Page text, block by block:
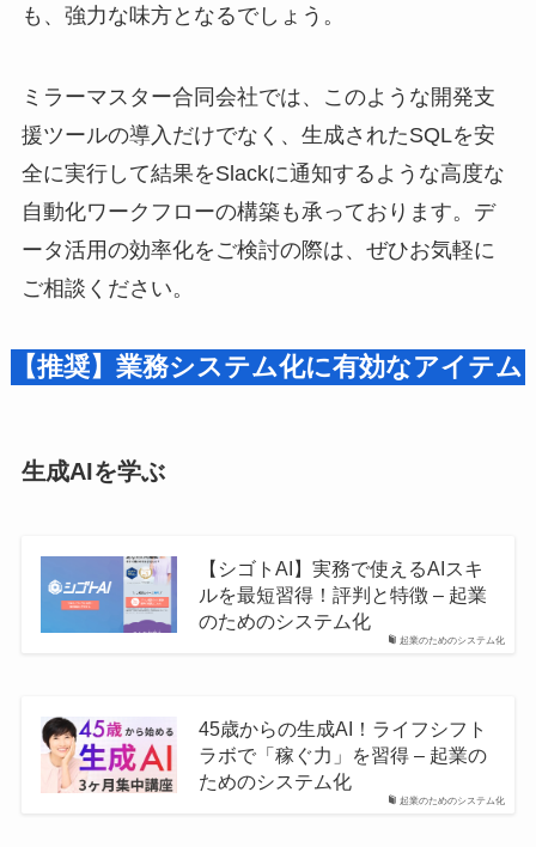
も、強力な味方となるでしょう。
ミラーマスター合同会社では、このような開発支
援ツールの導入だけでなく、生成されたSQLを安
全に実行して結果をSlackに通知するような高度な
自動化ワークフローの構築も承っております。デ
ータ活用の効率化をご検討の際は、ぜひお気軽に
ご相談ください。
【推奨】業務システム化に有効なアイテム
生成AIを学ぶ
起業のためのシステム化
【シゴトAI】実務で使えるAIスキ
ルを最短習得！評判と特徴 – 起業
のためのシステム化
起業のためのシステム化
45歳からの生成AI！ライフシフト
ラボで「稼ぐ力」を習得 – 起業の
ためのシステム化